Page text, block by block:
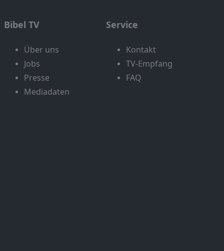
Bibel TV
Über uns
Jobs
Presse
Mediadaten
Service
Kontakt
TV-Empfang
FAQ